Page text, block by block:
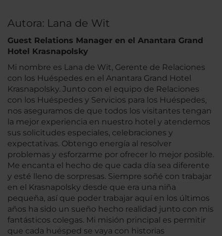
Autora: Lana de Wit
Guest Relations Manager en el Anantara Grand
Hotel Krasnapolsky
Mi nombre es Lana de Wit, Gerente de Relaciones
con los Huéspedes en el Anantara Grand Hotel
Krasnapolsky. Junto con el equipo de Relaciones
con los Huéspedes y Servicios para los Huéspedes,
nos aseguramos de que todos los visitantes tengan
la mejor experiencia en nuestro hotel y atendemos
sus solicitudes especiales, celebraciones y
expectativas. Obtengo energía al resolver
problemas y esforzarme por ofrecer lo mejor posible.
Me encanta el hecho de que cada día sea diferente
y esté lleno de sorpresas. Siempre soñé con trabajar
en el Krasnapolsky desde que era una niña
pequeña, así que poder trabajar aquí en los últimos
años ha sido un sueño hecho realidad junto con mis
fantásticos colegas. Mi misión principal es permitir
que cada huésped se vaya con historias